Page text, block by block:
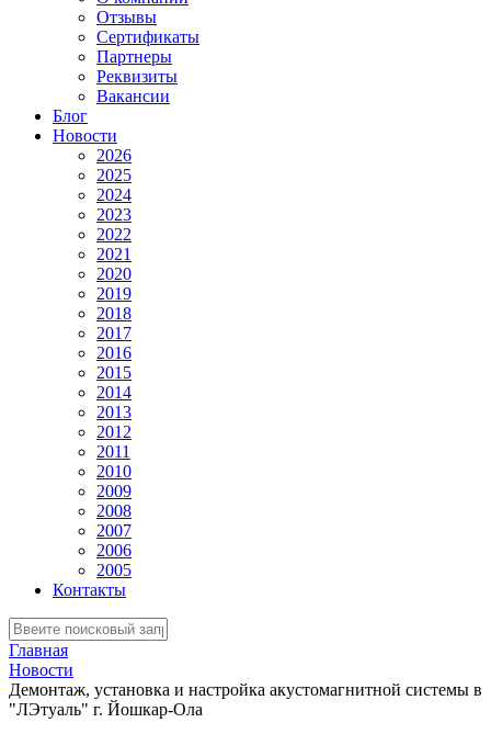
Отзывы
Сертификаты
Партнеры
Реквизиты
Вакансии
Блог
Новости
2026
2025
2024
2023
2022
2021
2020
2019
2018
2017
2016
2015
2014
2013
2012
2011
2010
2009
2008
2007
2006
2005
Контакты
Главная
Новости
Демонтаж, установка и настройка акустомагнитной системы в
"ЛЭтуаль" г. Йошкар-Ола